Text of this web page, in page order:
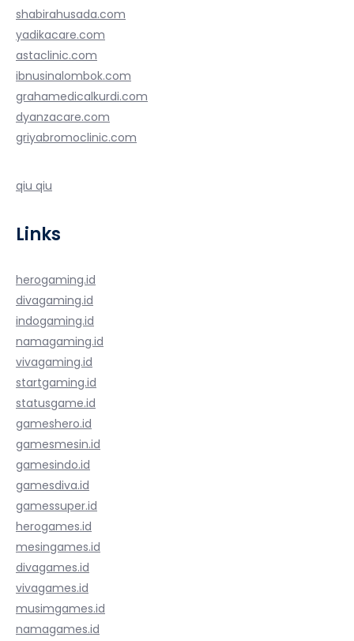
shabirahusada.com
yadikacare.com
astaclinic.com
ibnusinalombok.com
grahamedicalkurdi.com
dyanzacare.com
griyabromoclinic.com
qiu qiu
Links
herogaming.id
divagaming.id
indogaming.id
namagaming.id
vivagaming.id
startgaming.id
statusgame.id
gameshero.id
gamesmesin.id
gamesindo.id
gamesdiva.id
gamessuper.id
herogames.id
mesingames.id
divagames.id
vivagames.id
musimgames.id
namagames.id